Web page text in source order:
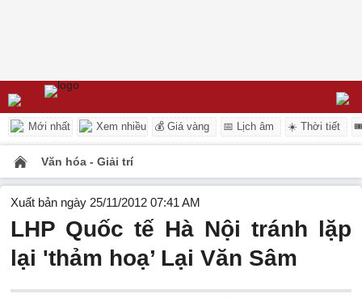
Mới nhất Xem nhiều 💰 Giá vàng 📅 Lịch âm ☀️ Thời tiết
Văn hóa - Giải trí
Xuất bản ngày 25/11/2012 07:41 AM
LHP Quốc tế Hà Nội tránh lặp
lại 'thảm hoạ’ Lại Văn Sâm